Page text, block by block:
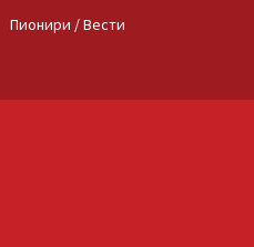
Пионири / Вести